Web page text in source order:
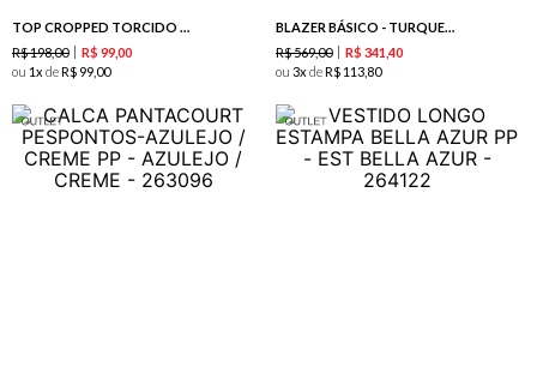
TOP CROPPED TORCIDO ESTAMPA AL MARE
R$198,00 R$ 9900
ou 1 deR$ 99 00
BLAZER BÁSICO - TURQUESA
R$569,00 R$ 341 40
ou 3 deR$ 113 80